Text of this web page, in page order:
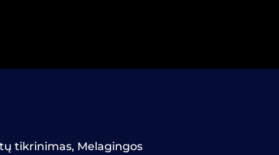
tikrinimas, Melagingos